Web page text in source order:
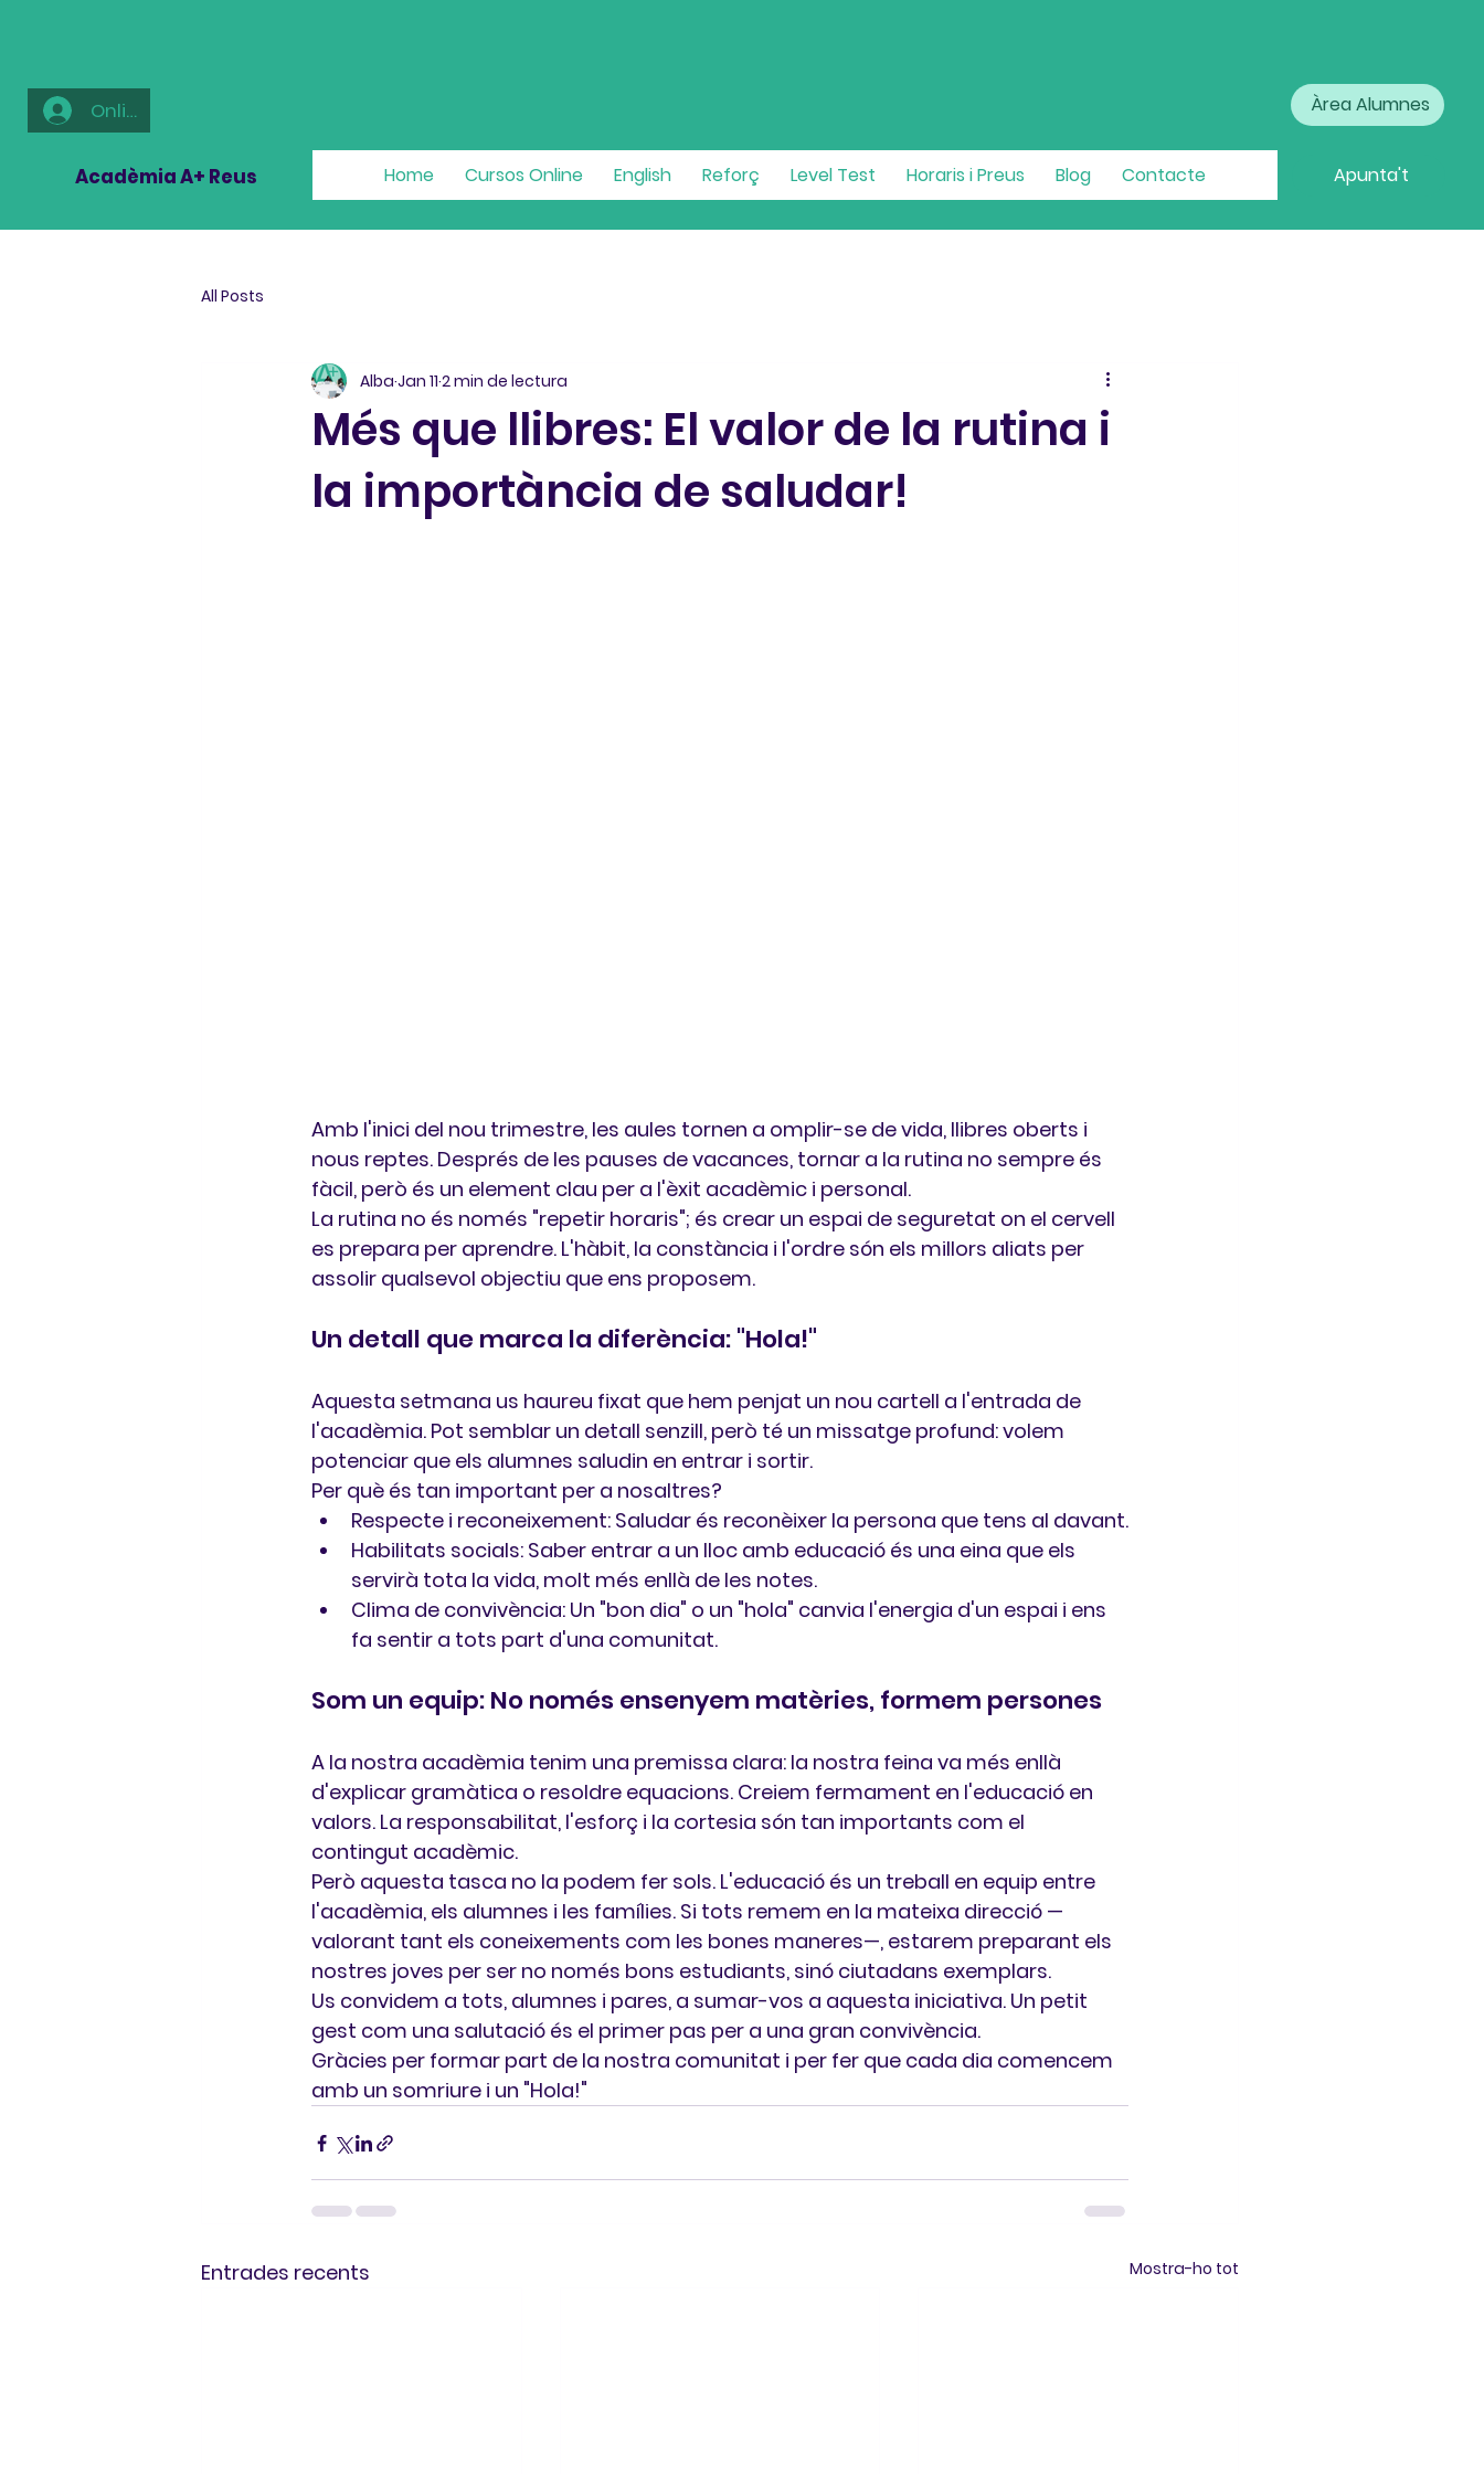
Online Àrea Alumnes
Acadèmia A+ Reus Home Cursos Online English Reforç Level Test Horaris i Preus Blog Contacte Apunta't
All Posts
Més que llibres: El valor de la rutina i
la importància de saludar!
Alba Jan 11 2 min de lectura
Amb l'inici del nou trimestre, les aules tornen a omplir-se de vida, llibres oberts i
nous reptes. Després de les pauses de vacances, tornar a la rutina no sempre és
fàcil, però és un element clau per a l'èxit acadèmic i personal.
La rutina no és només "repetir horaris"; és crear un espai de seguretat on el cervell
es prepara per aprendre. L'hàbit, la constància i l'ordre són els millors aliats per
assolir qualsevol objectiu que ens proposem.
Un detall que marca la diferència: "Hola!"
Aquesta setmana us haureu fixat que hem penjat un nou cartell a l'entrada de
l'acadèmia. Pot semblar un detall senzill, però té un missatge profund: volem
potenciar que els alumnes saludin en entrar i sortir.
Per què és tan important per a nosaltres?
Respecte i reconeixement: Saludar és reconèixer la persona que tens al davant.
Habilitats socials: Saber entrar a un lloc amb educació és una eina que els
servirà tota la vida, molt més enllà de les notes.
Clima de convivència: Un "bon dia" o un "hola" canvia l'energia d'un espai i ens
fa sentir a tots part d'una comunitat.
Som un equip: No només ensenyem matèries, formem persones
A la nostra acadèmia tenim una premissa clara: la nostra feina va més enllà
d'explicar gramàtica o resoldre equacions. Creiem fermament en l'educació en
valors. La responsabilitat, l'esforç i la cortesia són tan importants com el
contingut acadèmic.
Però aquesta tasca no la podem fer sols. L'educació és un treball en equip entre
l'acadèmia, els alumnes i les famílies. Si tots remem en la mateixa direcció —
valorant tant els coneixements com les bones maneres—, estarem preparant els
nostres joves per ser no només bons estudiants, sinó ciutadans exemplars.
Us convidem a tots, alumnes i pares, a sumar-vos a aquesta iniciativa. Un petit
gest com una salutació és el primer pas per a una gran convivència.
Gràcies per formar part de la nostra comunitat i per fer que cada dia comencem
amb un somriure i un "Hola!"
Entrades recents Mostra-ho tot